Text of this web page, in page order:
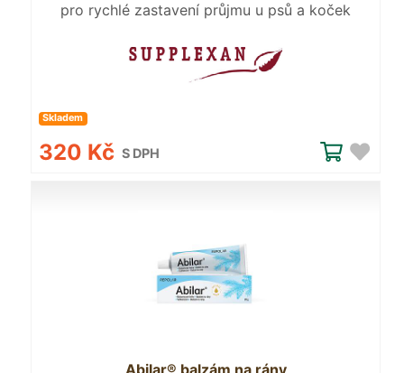
pro rychlé zastavení průjmu u psů a koček
Skladem
320 Kč S DPH